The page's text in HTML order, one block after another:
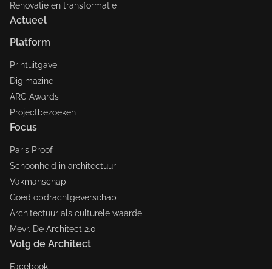
Renovatie en transformatie
Actueel
Platform
Printuitgave
Digimazine
ARC Awards
Projectbezoeken
Focus
Paris Proof
Schoonheid in architectuur
Vakmanschap
Goed opdrachtgeverschap
Architectuur als culturele waarde
Mevr. De Architect 2.0
Volg de Architect
Facebook